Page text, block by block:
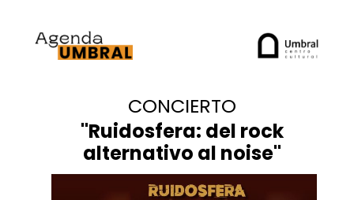
"Ruidosfera: del rock
alternativo al noise"
CONCIERTO